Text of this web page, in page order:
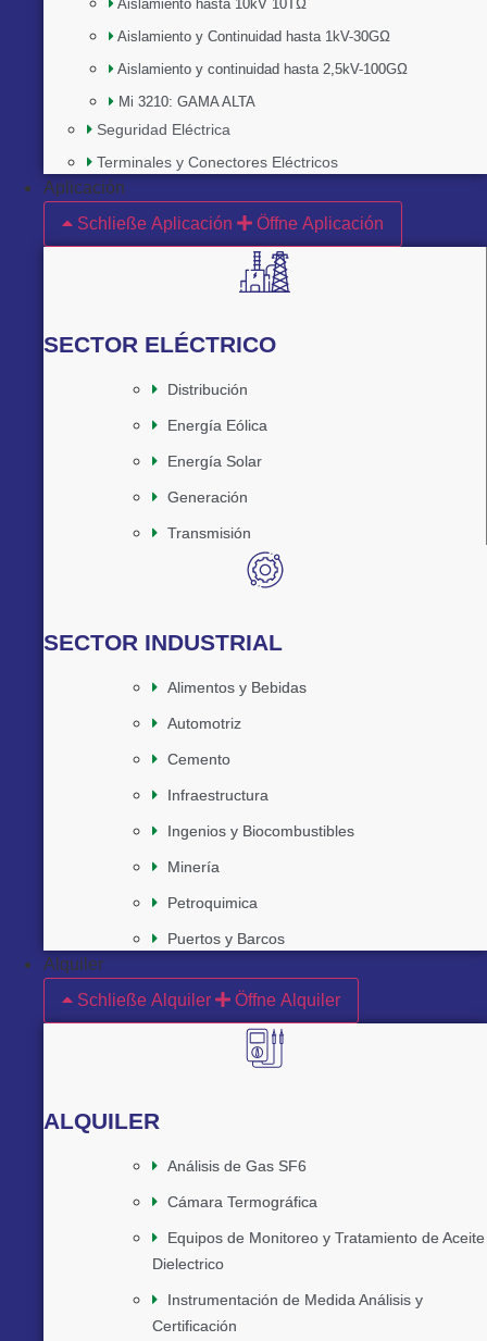
Aislamiento hasta 10kV 10TΩ
Aislamiento y Continuidad hasta 1kV-30GΩ
Aislamiento y continuidad hasta 2,5kV-100GΩ
Mi 3210: GAMA ALTA
Seguridad Eléctrica
Terminales y Conectores Eléctricos
Aplicación
Schließe Aplicación
Öffne Aplicación
SECTOR ELÉCTRICO
Distribución
Energía Eólica
Energía Solar
Generación
Transmisión
SECTOR INDUSTRIAL
Alimentos y Bebidas
Automotriz
Cemento
Infraestructura
Ingenios y Biocombustibles
Minería
Petroquimica
Puertos y Barcos
Alquiler
Schließe Alquiler
Öffne Alquiler
ALQUILER
Análisis de Gas SF6
Cámara Termográfica
Equipos de Monitoreo y Tratamiento de Aceite
Dielectrico
Instrumentación de Medida Análisis y
Certificación